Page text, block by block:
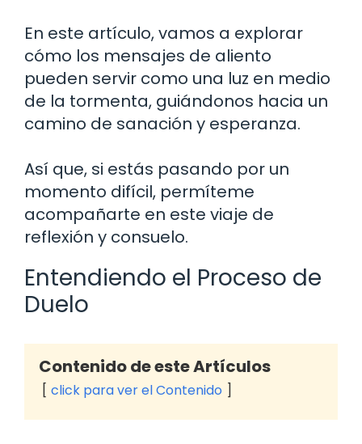
En este artículo, vamos a explorar
cómo los mensajes de aliento
pueden servir como una luz en medio
de la tormenta, guiándonos hacia un
camino de sanación y esperanza.
Así que, si estás pasando por un
momento difícil, permíteme
acompañarte en este viaje de
reflexión y consuelo.
Entendiendo el Proceso de
Duelo
Contenido de este Artículos
click para ver el Contenido